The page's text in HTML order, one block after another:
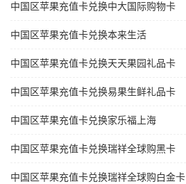
中国区苹果充值卡兑换中大国际购物卡
中国区苹果充值卡兑换本来生活
中国区苹果充值卡兑换天天果园礼品卡
中国区苹果充值卡兑换易果生鲜礼品卡
中国区苹果充值卡兑换家乐福上海
中国区苹果充值卡兑换瑞祥全球购黑卡
中国区苹果充值卡兑换瑞祥全球购白金卡